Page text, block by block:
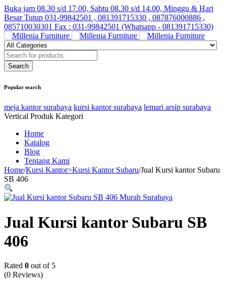
Buka jam 08.30 s/d 17.00, Sabtu 08.30 s/d 14.00, Minggu & Hari
Besar Tutup 031-99842501 , 081391715330 , 087876000886 ,
085710030301 Fax : 031-99842501 (Whatsapp - 081391715330)
Popular search
meja kantor surabaya kursi kantor surabaya lemari arsip surabaya
Vertical Produk Kategori
Home
Katalog
Blog
Tentang Kami
Home/Kursi Kantor>Kursi Kantor Subaru/Jual Kursi kantor Subaru
SB 406
Jual Kursi kantor Subaru SB
406
Rated 0 out of 5
(0 Reviews)